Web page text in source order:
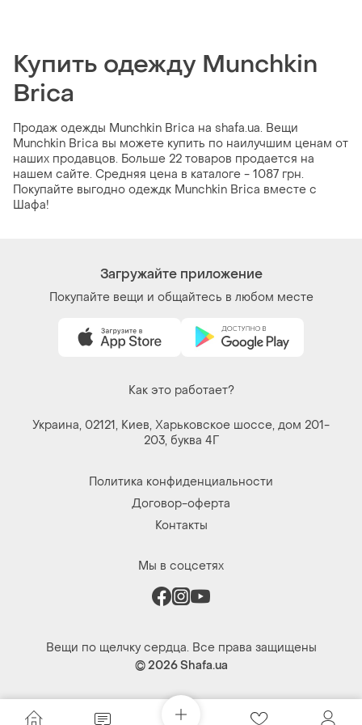
Купить одежду Munchkin
Brica
Продаж одежды Munchkin Brica на shafa.ua. Вещи
Munchkin Brica вы можете купить по наилучшим ценам от
наших продавцов. Больше 22 товаров продается на
нашем сайте. Средняя цена в каталоге - 1087 грн.
Покупайте выгодно одеждк Munchkin Brica вместе с
Шафа!
Загружайте приложение
Покупайте вещи и общайтесь в любом месте
Как это работает?
Украина, 02121, Киев, Харьковское шоссе, дом 201-
203, буква 4Г
Политика конфиденциальности
Договор-оферта
Контакты
Мы в соцсетях
Вещи по щелчку сердца. Все права защищены
© 2026Shafa.ua